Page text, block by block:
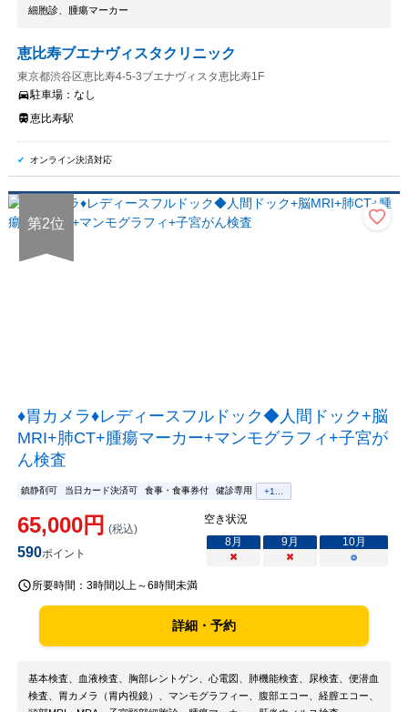
細胞診、腫瘍マーカー
恵比寿ブエナヴィスタクリニック
東京都渋谷区恵比寿4-5-3ブエナヴィスタ恵比寿1F
駐車場： なし
恵比寿駅
オンライン決済対応
第2位
♦胃カメラ♦レディースフルドック◆人間ドック+脳
MRI+肺CT+腫瘍マーカー+マンモグラフィ+子宮が
ん検査
鎮静剤可 当日カード決済可 食事・食事券付 健診専用 +1...
65,000円 (税込)
590ポイント
空き状況
8月 9月 10月
×
× ○
所要時間： 3時間以上～6時間未満
詳細・予約
基本検査、血液検査、胸部レントゲン、心電図、肺機能検査、尿検査、便潜血
検査、胃カメラ（胃内視鏡）、マンモグラフィー、腹部エコー、経膣エコー、